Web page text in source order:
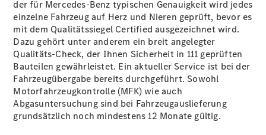
Digitale
Broschüre
Fahrzeugzubehör
Collection
Betriebsanleitungen
der für Mercedes-Benz typischen Genauigkeit wird jedes
einzelne Fahrzeug auf Herz und Nieren geprüft, bevor es
mit dem Qualitätssiegel Certified ausgezeichnet wird.
Dazu gehört unter anderem ein breit angelegter
Qualitäts-Check, der Ihnen Sicherheit in 111 geprüften
Bauteilen gewährleistet. Ein aktueller Service ist bei der
Fahrzeugübergabe bereits durchgeführt. Sowohl
Motorfahrzeugkontrolle (MFK) wie auch
Abgasuntersuchung sind bei Fahrzeugauslieferung
grundsätzlich noch mindestens 12 Monate gültig.